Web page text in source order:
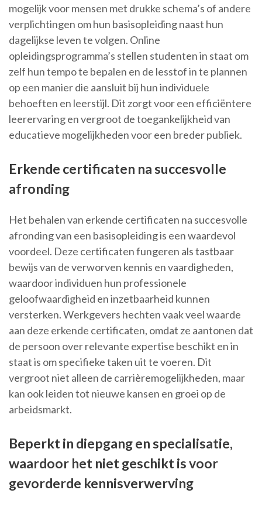
mogelijk voor mensen met drukke schema’s of andere
verplichtingen om hun basisopleiding naast hun
dagelijkse leven te volgen. Online
opleidingsprogramma’s stellen studenten in staat om
zelf hun tempo te bepalen en de lesstof in te plannen
op een manier die aansluit bij hun individuele
behoeften en leerstijl. Dit zorgt voor een efficiëntere
leerervaring en vergroot de toegankelijkheid van
educatieve mogelijkheden voor een breder publiek.
Erkende certificaten na succesvolle
afronding
Het behalen van erkende certificaten na succesvolle
afronding van een basisopleiding is een waardevol
voordeel. Deze certificaten fungeren als tastbaar
bewijs van de verworven kennis en vaardigheden,
waardoor individuen hun professionele
geloofwaardigheid en inzetbaarheid kunnen
versterken. Werkgevers hechten vaak veel waarde
aan deze erkende certificaten, omdat ze aantonen dat
de persoon over relevante expertise beschikt en in
staat is om specifieke taken uit te voeren. Dit
vergroot niet alleen de carrièremogelijkheden, maar
kan ook leiden tot nieuwe kansen en groei op de
arbeidsmarkt.
Beperkt in diepgang en specialisatie,
waardoor het niet geschikt is voor
gevorderde kennisverwerving